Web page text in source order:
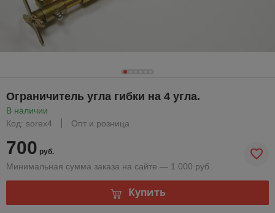
Ограничитель угла гибки на 4 угла.
В наличии
Код: sorex4
Опт и розница
700 руб.
Минимальная сумма заказа на сайте — 1 000 руб.
Купить